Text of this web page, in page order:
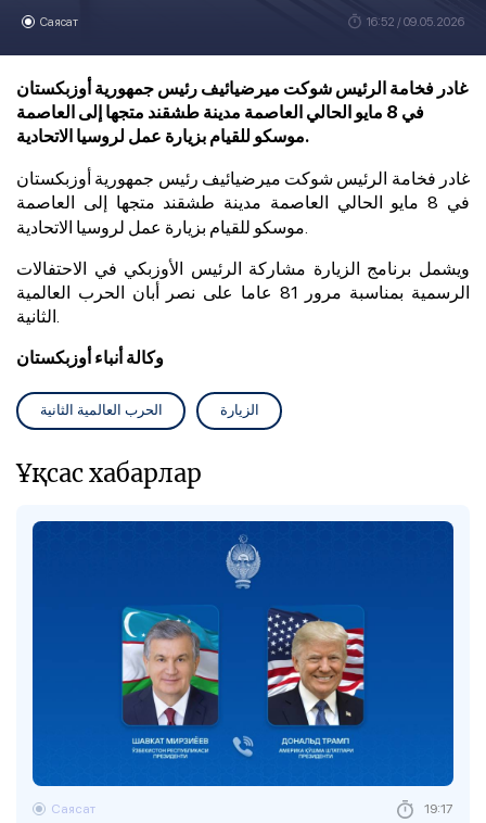
Саясат 16:52 / 09.05.2026
غادر فخامة الرئيس شوكت ميرضيائيف رئيس جمهورية أوزبكستان
في 8 مايو الحالي العاصمة مدينة طشقند متجها إلى العاصمة
موسكو للقيام بزيارة عمل لروسيا الاتحادية.
غادر فخامة الرئيس شوكت ميرضيائيف رئيس جمهورية أوزبكستان
في 8 مايو الحالي
العاصمة مدينة طشقند متجها إلى العاصمة
موسكو للقيام بزيارة عمل لروسيا الاتحادية.
ويشمل برنامج الزيارة مشاركة الرئيس الأوزبكي في الاحتفالات
الرسمية بمناسبة مرور 81 عاما على نصر أبان الحرب العالمية
الثانية.
وكالة أنباء أوزبكستان
الحرب العالمية الثانية الزيارة
Ұқсас хабарлар
Саясат 19:17